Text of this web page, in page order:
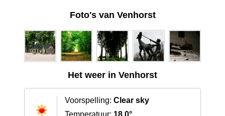
Foto's van Venhorst
Het weer in Venhorst
Voorspelling: Clear sky